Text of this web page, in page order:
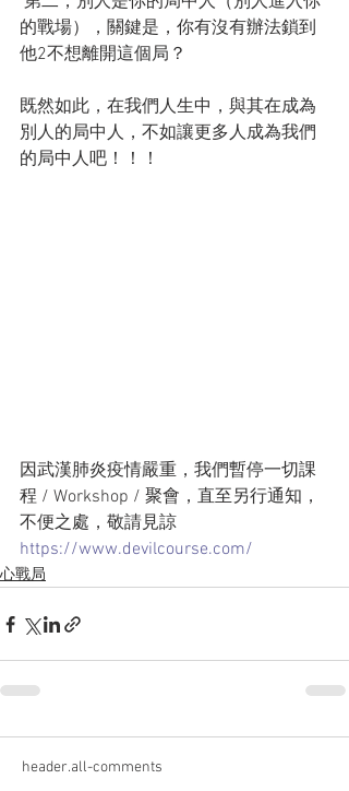
的戰場），關鍵是，你有沒有辦法鎖到
他2不想離開這個局？
既然如此，在我們人生中，與其在成為
別人的局中人，不如讓更多人成為我們
的局中人吧！！！
因武漢肺炎疫情嚴重，我們暫停一切課
程 / Workshop / 聚會，直至另行通知，
不便之處，敬請見諒
https://www.devilcourse.com/
心戰局
header.all-comments